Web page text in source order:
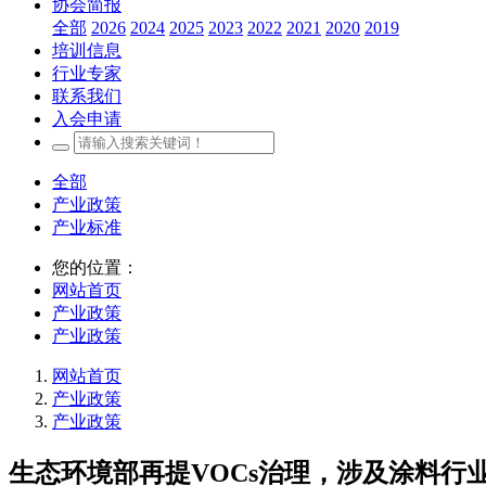
协会简报
全部 2026 2024 2025 2023 2022 2021 2020 2019
培训信息
行业专家
联系我们
入会申请
全部
产业政策
产业标准
您的位置：
网站首页
产业政策
产业政策
网站首页
产业政策
产业政策
生态环境部再提VOCs治理，涉及涂料行